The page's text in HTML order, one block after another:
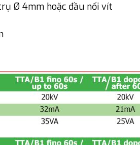
Ø 4mm hoặc đầu nối vít